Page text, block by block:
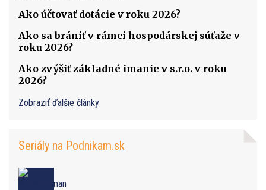
Ako účtovať dotácie v roku 2026?
Ako sa brániť v rámci hospodárskej súťaže v
roku 2026?
Ako zvýšiť základné imanie v s.r.o. v roku
2026?
Zobraziť ďalšie články
Seriály na Podnikam.sk